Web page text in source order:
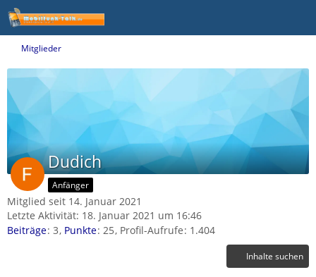
Mitglieder
Dudich
Anfänger
Mitglied seit 14. Januar 2021
Letzte Aktivität: 18. Januar 2021 um 16:46
Beiträge 3 Punkte 25 Profil-Aufrufe 1.404
Inhalte suchen